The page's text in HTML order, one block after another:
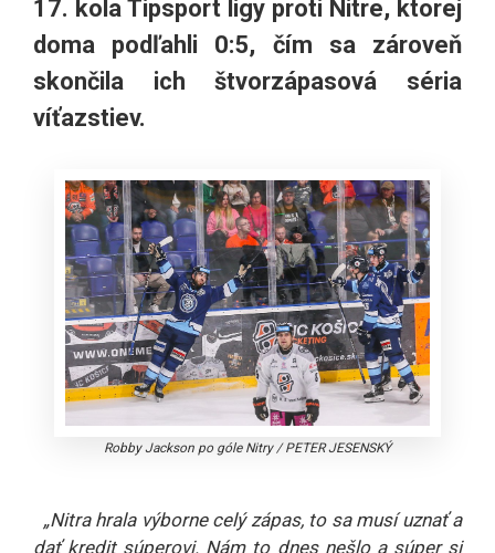
17. kola Tipsport ligy proti Nitre, ktorej
doma podľahli 0:5, čím sa zároveň
skončila ich štvorzápasová séria
víťazstiev.
Robby Jackson po góle Nitry/PETER JESENSKÝ
„Nitra hrala výborne celý zápas, to sa musí uznať a
dať kredit súperovi. Nám to dnes nešlo a súper si